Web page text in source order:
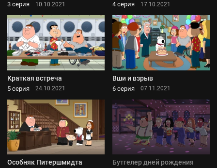
3 серия 10.10.2021 4 серия 17.10.2021
Краткая встреча
5 серия 24.10.2021
Вши и взрыв
6 серия 07.11.2021
Особняк Питершмидта Бутгелер дней рождения